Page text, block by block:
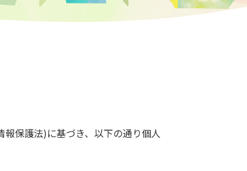
保護法)に基づき、以下の通り個人